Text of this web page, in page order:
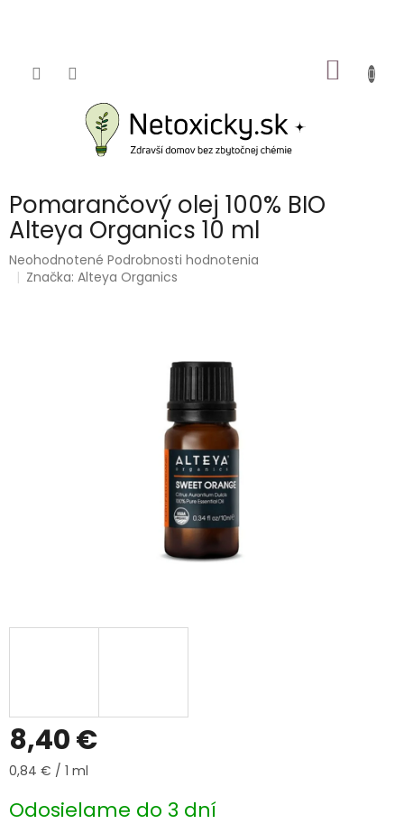
KOŠÍK
Pomarančový olej 100% BIO
Alteya Organics 10 ml
Priemerné
hodnotenie
Neohodnotené Podrobnosti hodnotenia
Značka:Alteya Organics
8,40 €
Jednotková
0,84 € / 1 ml
Odosielame do 3 dní